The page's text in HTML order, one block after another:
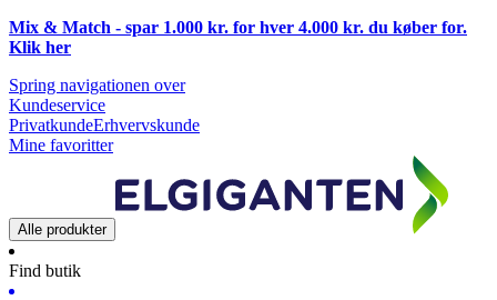
Mix & Match - spar 1.000 kr. for hver 4.000 kr. du køber for.
Klik her
Spring navigationen over
Kundeservice
PrivatkundeErhvervskunde
Mine favoritter
Alle produkter
Find butik